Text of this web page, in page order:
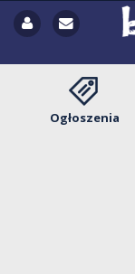
Ogłoszenia